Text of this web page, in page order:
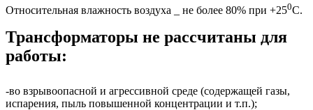
Относительная влажность воздуха _ не более 80% при +250С.
Трансформаторы не рассчитаны для
работы:
-во взрывоопасной и агрессивной среде (содержащей газы,
испарения, пыль повышенной концентрации и т.п.);